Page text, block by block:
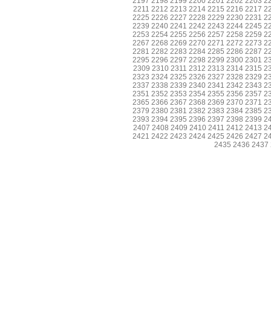
2211 2212 2213 2214 2215 2216 2217
2225 2226 2227 2228 2229 2230 2231
2239 2240 2241 2242 2243 2244 2245
2253 2254 2255 2256 2257 2258 2259
2267 2268 2269 2270 2271 2272 2273
2281 2282 2283 2284 2285 2286 2287
2295 2296 2297 2298 2299 2300 2301
2309 2310 2311 2312 2313 2314 2315
2323 2324 2325 2326 2327 2328 2329
2337 2338 2339 2340 2341 2342 2343
2351 2352 2353 2354 2355 2356 2357
2365 2366 2367 2368 2369 2370 2371
2379 2380 2381 2382 2383 2384 2385
2393 2394 2395 2396 2397 2398 2399
2407 2408 2409 2410 2411 2412 2413
2421 2422 2423 2424 2425 2426 2427
2435 2436 2437